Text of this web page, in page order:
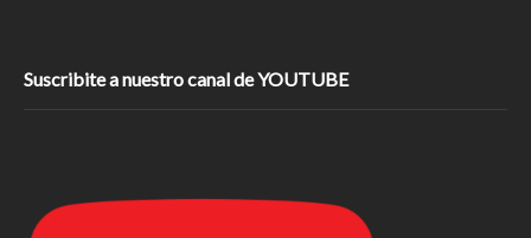
Suscribite a nuestro canal de YOUTUBE